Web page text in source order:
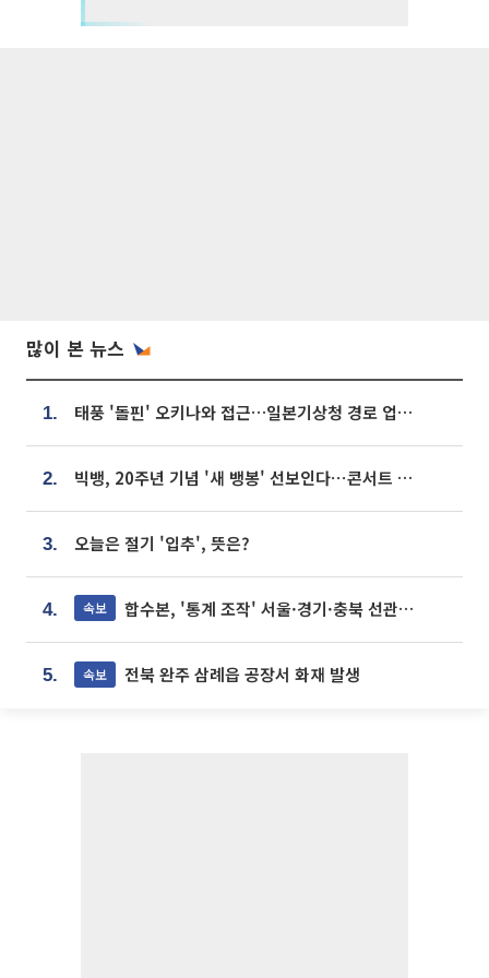
많이 본 뉴스
1. 태풍 '돌핀' 오키나와 접근…일본기상청 경로 업데이트
2. 빅뱅, 20주년 기념 '새 뱅봉' 선보인다⋯콘서트 앞두고 팝업 개최
3. 오늘은 절기 '입추', 뜻은?
4. 속보 합수본, '통계 조작' 서울·경기·충북 선관위 등 추가 압수수색
5. 속보 전북 완주 삼례읍 공장서 화재 발생